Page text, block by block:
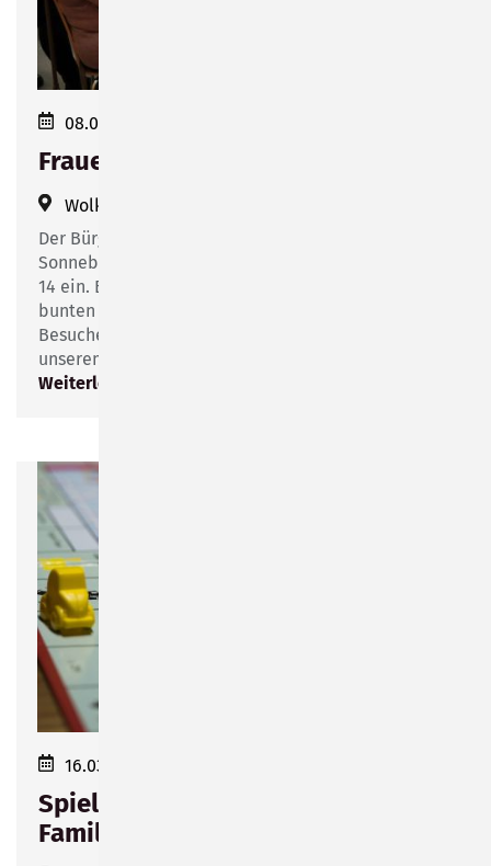
08.03.2023
Frauentagsfeier in der Wolke 14
Wolke 14
Der Bürgermeister der Stadt Sonneberg lädt alle
Sonnebergerinnen zur Frauentagsfeier in die Wolke
14 ein. Bei Kaffee, leckerem Kuchen und einem
bunten Unterhaltungsprogramm können die
Besucherinnen einen gemütlichen Nachmittag in
unserem Stadtteilzentrum verbringen.
Weiterlesen
16.03.2023 16:00–18:00
Spielenachmittag für die ganze
Familie